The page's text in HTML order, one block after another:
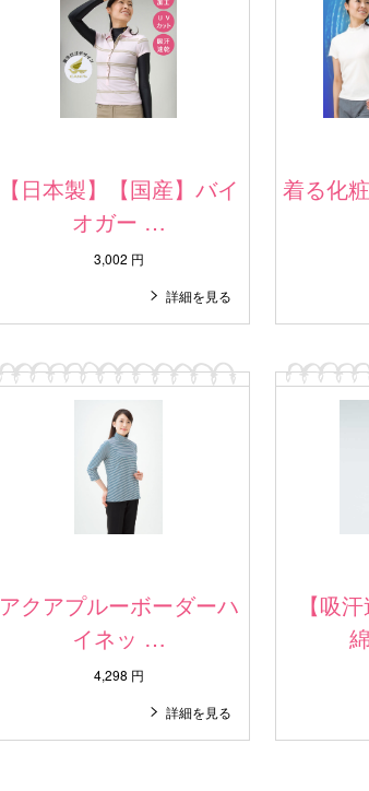
【日本製】【国産】バイ
オガー …
3,002 円
詳細を見る
着る化
アクアプルーボーダーハ
イネッ …
4,298 円
詳細を見る
【吸